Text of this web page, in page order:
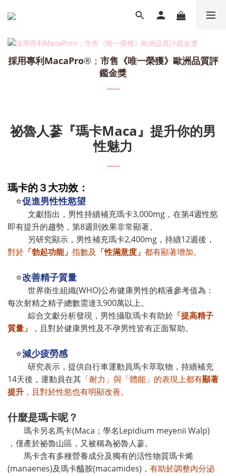
採用專利MacaPro®； 市售 《唯一榮獲》 歐洲品質評
鑑金獎
祕魯人蔘『瑪卡Maca』提升你的男
性魅力
瑪卡的３大功效：
⭐促進男性性慾望
文獻指出，男性持續補充瑪卡3,000mg，在第4週性慾
即有提升的趨勢，第8週則效果非常顯著。
另研究顯示，男性補充瑪卡2,400mg，持續12週後，
對於 「勃起功能」 指數及 「性滿意度」 都有顯著增加。
⭐改善精子質量
世界衛生組織(WHO)公布健康男性的精液參考值為：
每次射精之精子總數需達3,900萬以上。
綜合文獻分析發現，男性攝取瑪卡有助於 「提高精子
質量」
，且對於健康男性及不孕男性皆有正面幫助。
⭐減少疲勞感
研究表示，提供自行車運動員馬卡萃取物，持續補充
14天後，運動員在其 「耐力」與「體能」的表現上都有顯著
提升 ，且對於性慾也有明顯改善。
什麼是瑪卡呢？
瑪卡另名馬卡(Maca；學名Lepidium meyenii Walp)
，僅產於祕魯山區，又被稱為祕魯人蔘。
馬卡含有多種營養成分及獨有的活性物質瑪卡烯
(manaenes)及瑪卡醯胺(macamides)， 有助於調整內分泌